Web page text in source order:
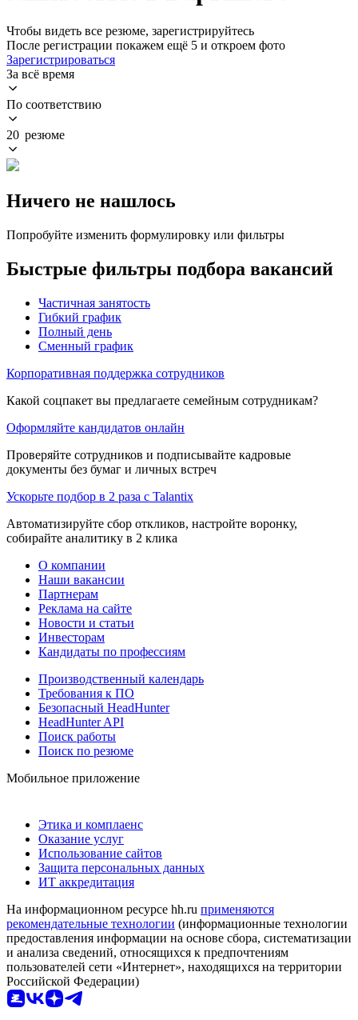
Чтобы видеть все резюме, зарегистрируйтесь
После регистрации покажем ещё 5 и откроем фото
Зарегистрироваться
За всё время
По соответствию
20 резюме
Ничего не нашлось
Попробуйте изменить формулировку или фильтры
Быстрые фильтры подбора вакансий
Частичная занятость
Гибкий график
Полный день
Сменный график
Корпоративная поддержка сотрудников
Какой соцпакет вы предлагаете семейным сотрудникам?
Оформляйте кандидатов онлайн
Проверяйте сотрудников и подписывайте кадровые
документы без бумаг и личных встреч
Ускорьте подбор в 2 раза с Talantix
Автоматизируйте сбор откликов, настройте воронку,
собирайте аналитику в 2 клика
О компании
Наши вакансии
Партнерам
Реклама на сайте
Новости и статьи
Инвесторам
Кандидаты по профессиям
Производственный календарь
Требования к ПО
Безопасный HeadHunter
HeadHunter API
Поиск работы
Поиск по резюме
Мобильное приложение
Этика и комплаенс
Оказание услуг
Использование сайтов
Защита персональных данных
ИТ аккредитация
На информационном ресурсе hh.ru применяются
рекомендательные технологии (информационные технологии
предоставления информации на основе сбора, систематизации
и анализа сведений, относящихся к предпочтениям
пользователей сети «Интернет», находящихся на территории
Российской Федерации)